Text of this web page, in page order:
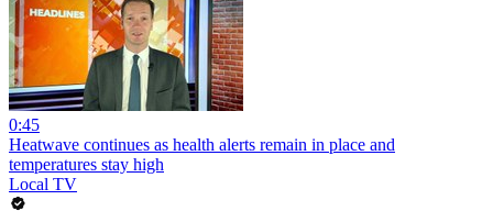
0:45
Heatwave continues as health alerts remain in place and
temperatures stay high
Local TV